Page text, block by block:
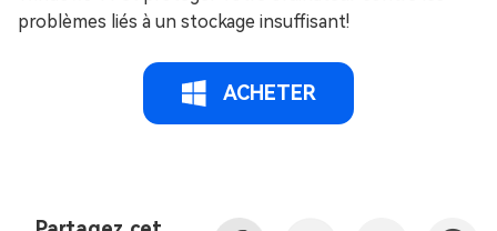
problèmes liés à un stockage insuffisant!
ACHETER